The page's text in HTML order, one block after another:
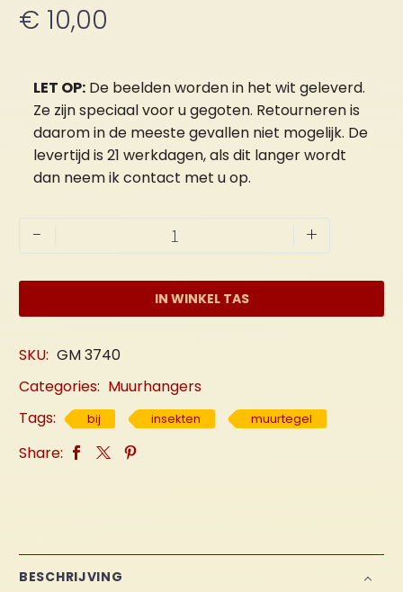
€ 10,00
LET OP: De beelden worden in het wit geleverd.
Ze zijn speciaal voor u gegoten. Retourneren is
daarom in de meeste gevallen niet mogelijk. De
levertijd is 21 werkdagen, als dit langer wordt
dan neem ik contact met u op.
-
Muurtegel
+
IN WINKEL TAS
SKU: GM 3740
Categories: Muurhangers
Tags:
bij insekten muurtegel
Share:
BESCHRIJVING